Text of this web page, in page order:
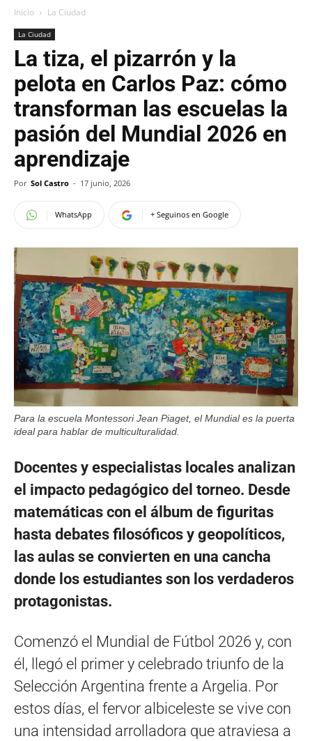
Inicio La Ciudad
La Ciudad
La tiza, el pizarrón y la
pelota en Carlos Paz: cómo
transforman las escuelas la
pasión del Mundial 2026 en
aprendizaje
Por Sol Castro - 17 junio, 2026
WhatsApp + Seguinos en Google
Para la escuela Montessori Jean Piaget, el Mundial es la puerta
ideal para hablar de multiculturalidad.
Docentes y especialistas locales analizan
el impacto pedagógico del torneo. Desde
matemáticas con el álbum de figuritas
hasta debates filosóficos y geopolíticos,
las aulas se convierten en una cancha
donde los estudiantes son los verdaderos
protagonistas.
Comenzó el Mundial de Fútbol 2026 y, con
él, llegó el primer y celebrado triunfo de la
Selección Argentina frente a Argelia. Por
estos días, el fervor albiceleste se vive con
una intensidad arrolladora que atraviesa a